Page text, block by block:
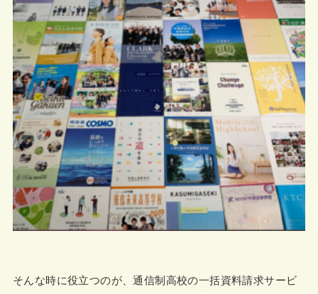
そんな時に役立つのが、通信制高校の一括資料請求サービ